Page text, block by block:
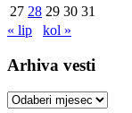
27 28 29 30 31
« lip
kol »
Arhiva vesti
Arhiva